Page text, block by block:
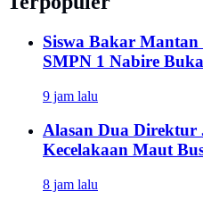
Siswa Bakar Mantan
SMPN 1 Nabire
9 jam lalu
Alasan Dua Direktur
Kecelakaan Maut
8 jam lalu